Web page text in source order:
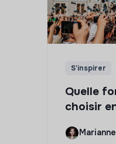
S'inspirer
Quelle
choisir